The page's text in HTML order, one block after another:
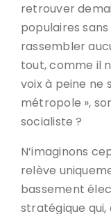
retrouver
populaires
rassembler
tout, comme il
voix à peine ne
métropole »,
socialiste ?
N’imaginons
relève
bassement
stratégique qui,